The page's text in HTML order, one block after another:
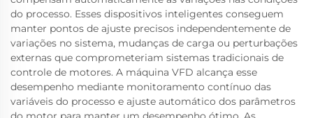
do processo. Esses dispositivos inteligentes conseguem
manter pontos de ajuste precisos independentemente de
variações no sistema, mudanças de carga ou perturbações
externas que comprometeriam sistemas tradicionais de
controle de motores. A máquina VFD alcança esse
desempenho mediante monitoramento contínuo das
variáveis do processo e ajuste automático dos parâmetros